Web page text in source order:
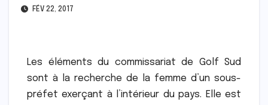
FÉV 22, 2017
Les éléments du commissariat de Golf Sud
sont à la recherche de la femme d’un sous-
préfet exerçant à l’intérieur du pays. Elle est